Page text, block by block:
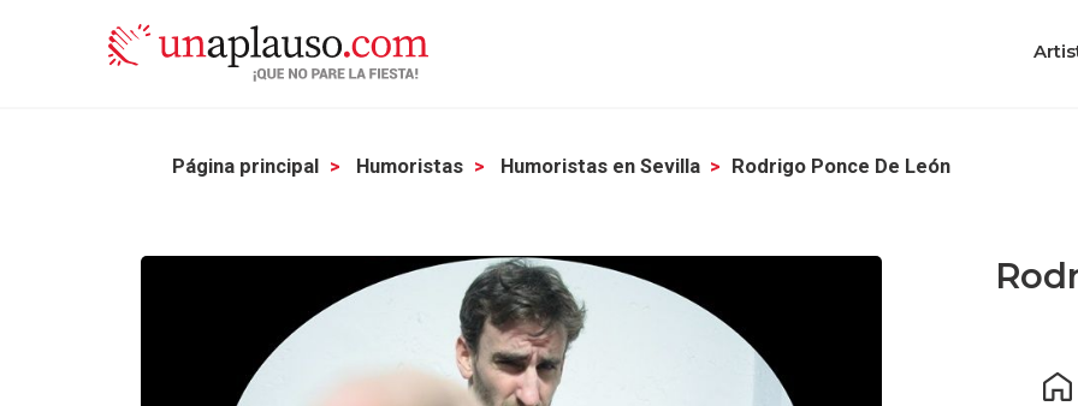
Página principal Humoristas Humoristas en Sevilla Rodrigo Ponce De León